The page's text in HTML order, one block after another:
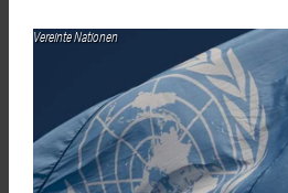
Vereinte Nationen